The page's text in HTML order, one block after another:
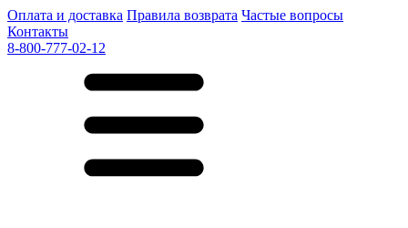
Оплата и доставка Правила возврата Частые вопросы
Контакты
8-800-777-02-12